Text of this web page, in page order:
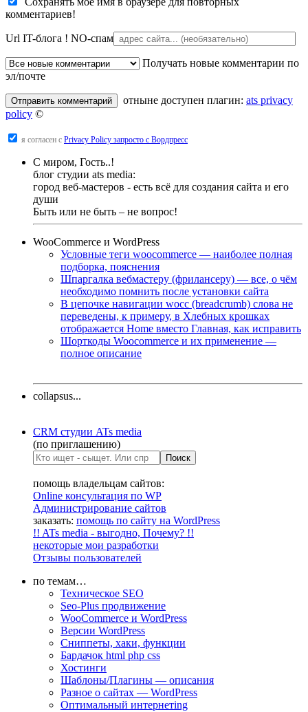
комментариев!
Url IT-блога ! NO-спам
Получать новые комментарии по
эл/почте
отныне доступен плагин: ats privacy
policy ©
я согласен с Privacy Policy запросто с Вордпресс
С миром, Гость..!
блог студии ats media:
город веб-мастеров - есть всё для создания сайта и его
души
Быть или не быть – не вопрос!
WooCommerce и WordPress
Условные теги woocommerce — наиболее полная
подборка, пояснения
Шпаргалка вебмастеру (фрилансеру) — все, о чём
необходимо помнить после установки сайта
В цепочке навигации wocc (breadcrumb) слова не
переведены, к примеру, в Хлебных крошках
отображается Home вместо Главная, как исправить
Шорткоды Woocommerce и их применение —
полное описание
collapsus...
CRM студии ATs media
(по приглашению)
помощь владельцам сайтов:
Online консультация по WP
Администрирование сайтов
заказать: помощь по сайту на WordPress
!! ATs media - выгодно, Почему? !!
некоторые мои разработки
Отзывы пользователей
по темам…
Техническое SEO
Seo-Plus продвижение
WooCommerce и WordPress
Версии WordPress
Сниппеты, хаки, функции
Бардачок html php css
Хостинги
Шаблоны/Плагины — описания
Разное о сайтах — WordPress
Оптимальный интернетing